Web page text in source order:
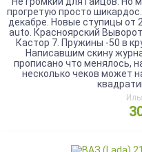
прогретую просто
декабре. Новые ступицы от
аutо. Красноярский
Кастор 7. Пружины -50 в
Написавшим скину
прописано что менялось,
несколько чеков может